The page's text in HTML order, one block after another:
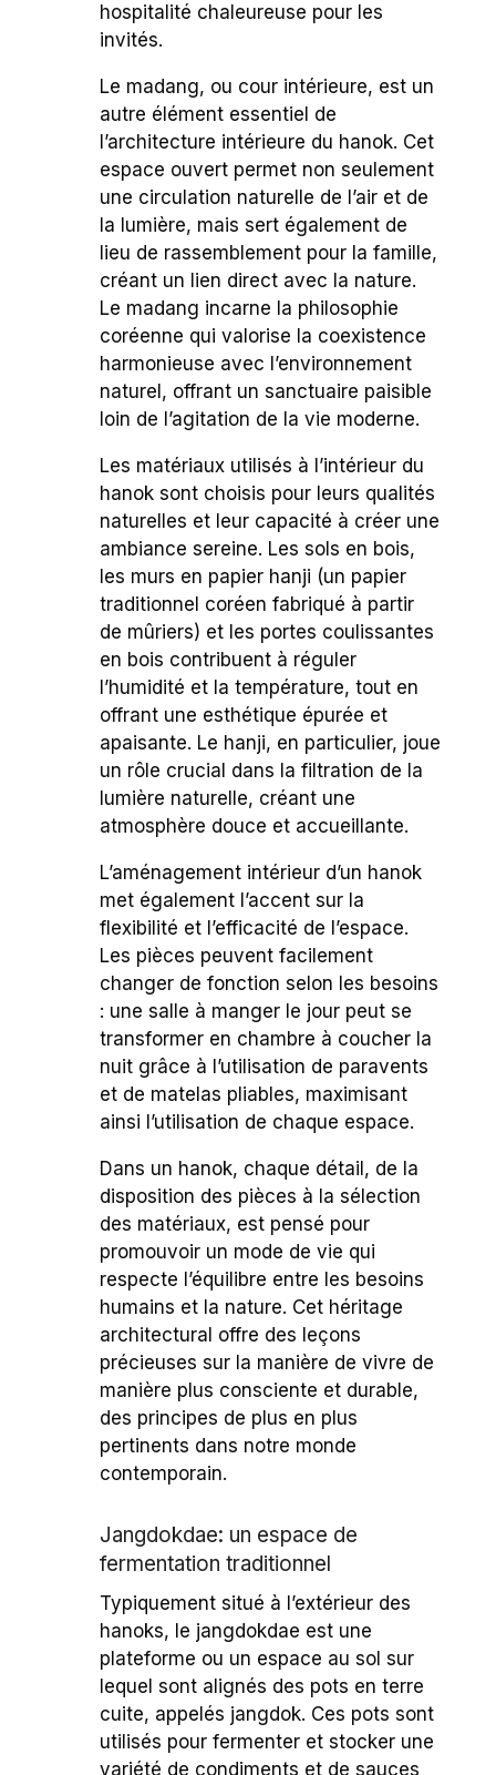
hospitalité chaleureuse pour les
invités.
Le madang, ou cour intérieure, est un
autre élément essentiel de
l’architecture intérieure du hanok. Cet
espace ouvert permet non seulement
une circulation naturelle de l’air et de
la lumière, mais sert également de
lieu de rassemblement pour la famille,
créant un lien direct avec la nature.
Le madang incarne la philosophie
coréenne qui valorise la coexistence
harmonieuse avec l’environnement
naturel, offrant un sanctuaire paisible
loin de l’agitation de la vie moderne.
Les matériaux utilisés à l’intérieur du
hanok sont choisis pour leurs qualités
naturelles et leur capacité à créer une
ambiance sereine. Les sols en bois,
les murs en papier hanji (un papier
traditionnel coréen fabriqué à partir
de mûriers) et les portes coulissantes
en bois contribuent à réguler
l’humidité et la température, tout en
offrant une esthétique épurée et
apaisante. Le hanji, en particulier, joue
un rôle crucial dans la filtration de la
lumière naturelle, créant une
atmosphère douce et accueillante.
L’aménagement intérieur d’un hanok
met également l’accent sur la
flexibilité et l’efficacité de l’espace.
Les pièces peuvent facilement
changer de fonction selon les besoins
: une salle à manger le jour peut se
transformer en chambre à coucher la
nuit grâce à l’utilisation de paravents
et de matelas pliables, maximisant
ainsi l’utilisation de chaque espace.
Dans un hanok, chaque détail, de la
disposition des pièces à la sélection
des matériaux, est pensé pour
promouvoir un mode de vie qui
respecte l’équilibre entre les besoins
humains et la nature. Cet héritage
architectural offre des leçons
précieuses sur la manière de vivre de
manière plus consciente et durable,
des principes de plus en plus
pertinents dans notre monde
contemporain.
Jangdokdae: un espace de
fermentation traditionnel
Typiquement situé à l’extérieur des
hanoks, le jangdokdae est une
plateforme ou un espace au sol sur
lequel sont alignés des pots en terre
cuite, appelés jangdok. Ces pots sont
utilisés pour fermenter et stocker une
variété de condiments et de sauces